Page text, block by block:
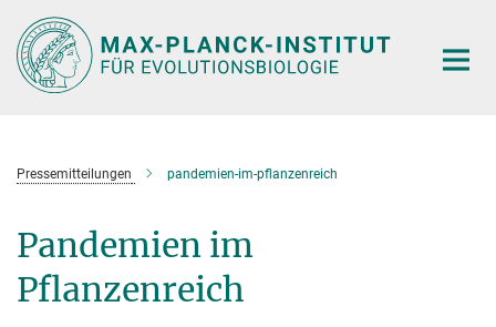
Hauptinhalt
Pressemitteilungen pandemien-im-pflanzenreich
Pandemien im
Pflanzenreich